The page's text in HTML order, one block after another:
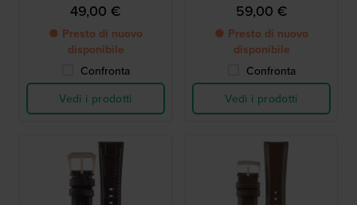
49,00 €
● Presto di nuovo
disponibile
Confronta
Vedi i prodotti
59,00 €
● Presto di nuovo
disponibile
Confronta
Vedi i prodotti